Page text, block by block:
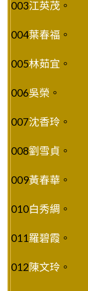
003江英茂 。
004葉春福 。
005林茹宜 。
006吳榮 。
007沈香玲 。
008劉雪貞 。
009黃春華 。
010白秀綢 。
011羅碧霞 。
012陳文玲 。